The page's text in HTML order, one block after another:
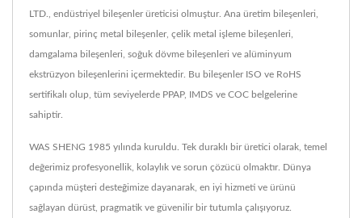
LTD., endüstriyel bileşenler üreticisi olmuştur. Ana üretim bileşenleri,
somunlar, pirinç metal bileşenler, çelik metal işleme bileşenleri,
damgalama bileşenleri, soğuk dövme bileşenleri ve alüminyum
ekstrüzyon bileşenlerini içermektedir. Bu bileşenler ISO ve RoHS
sertifikalı olup, tüm seviyelerde PPAP, IMDS ve COC belgelerine
sahiptir.
WAS SHENG 1985 yılında kuruldu. Tek duraklı bir üretici olarak, temel
değerimiz profesyonellik, kolaylık ve sorun çözücü olmaktır. Dünya
çapında müşteri desteğimize dayanarak, en iyi hizmeti ve ürünü
sağlayan dürüst, pragmatik ve güvenilir bir tutumla çalışıyoruz.